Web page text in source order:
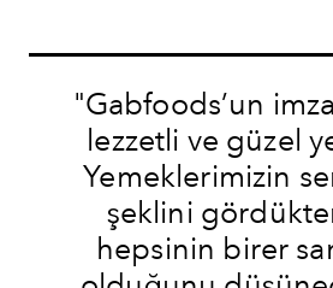
"Gabfoods’un
lezzetli ve güzel
Yemeklerimizin
şeklini
hepsinin birer